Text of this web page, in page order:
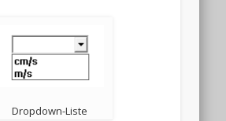
Dropdown-Liste